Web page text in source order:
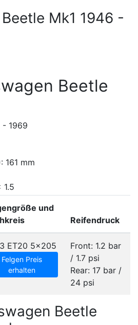
Mk1 1946 -
Beetle
- 1969
161 mm
1.5
und
Reifendruck
ET20 5x205
Felgen Preis
erhalten
Front: 1.2 bar
/ 1.7 psi
Rear: 17 bar /
24 psi
Beetle